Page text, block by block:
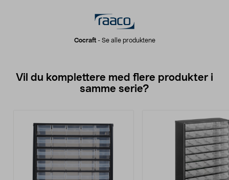
Cocraft- Se alle produktene
Vil du komplettere med flere produkter i
samme serie?